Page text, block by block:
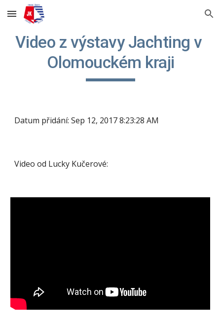
Skip to main content Skip to navigation
Video z výstavy Jachting v
Olomouckém kraji
Datum přidání: Sep 12, 2017 8:23:28 AM
Video od Lucky Kučerové: